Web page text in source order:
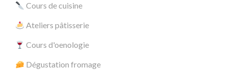
Cours de cuisine
Ateliers pâtisserie
Cours d'oenologie
Dégustation fromage